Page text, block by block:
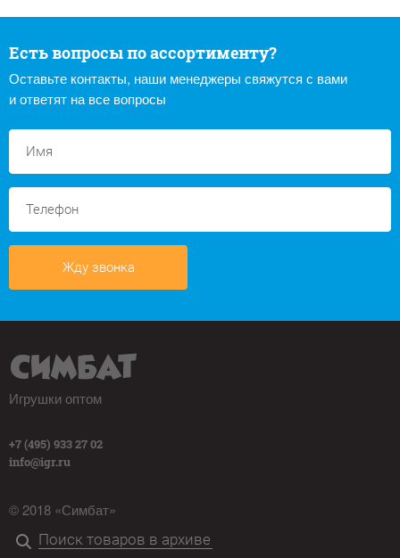
Есть вопросы по ассортименту?
Оставьте контакты, наши менеджеры свяжутся с вами
и ответят на все вопросы
Жду звонка
Игрушки оптом
+7 (495) 933 27 02
info@igr.ru
© 2018 «Симбат»